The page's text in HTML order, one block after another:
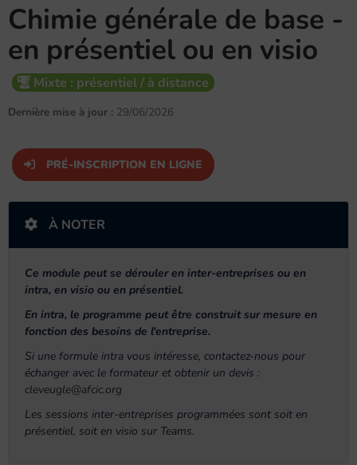
Chimie générale de base -
en présentiel ou en visio
Mixte : présentiel / à distance
Dernière mise à jour : 29/06/2026
PRÉ-INSCRIPTION EN LIGNE
À NOTER
Ce module peut se dérouler en inter-entreprises ou en
intra, en visio ou en présentiel.
En intra, le programme peut être construit sur mesure en
fonction des besoins de l'entreprise.
Si une formule intra vous intéresse, contactez-nous pour
échanger avec le formateur et obtenir un devis :
cleveugle@afcic.org
Les sessions inter-entreprises programmées sont soit en
présentiel, soit en visio sur Teams.